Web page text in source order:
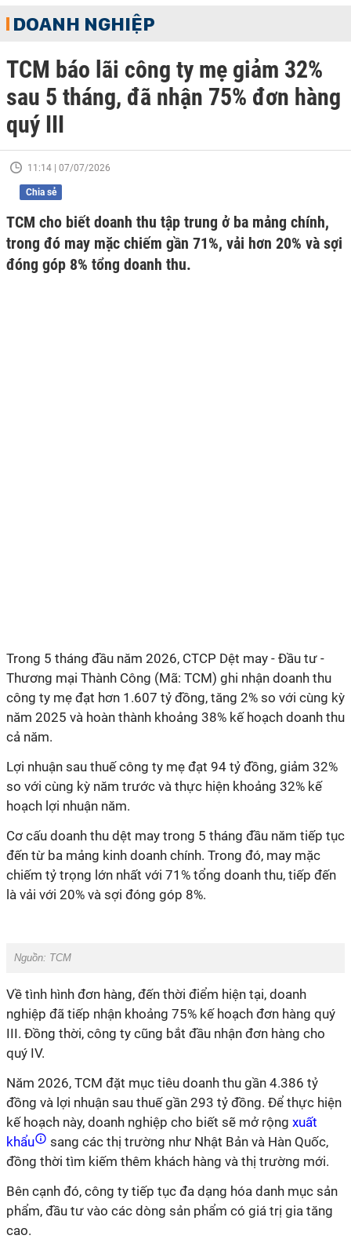
DOANH NGHIỆP
TCM báo lãi công ty mẹ giảm 32%
sau 5 tháng, đã nhận 75% đơn hàng
quý III
11:14 | 07/07/2026
Chia sẻ
TCM cho biết doanh thu tập trung ở ba mảng chính,
trong đó may mặc chiếm gần 71%, vải hơn 20% và sợi
đóng góp 8% tổng doanh thu.
Trong 5 tháng đầu năm 2026, CTCP Dệt may - Đầu tư -
Thương mại Thành Công (Mã: TCM) ghi nhận doanh thu
công ty mẹ đạt hơn 1.607 tỷ đồng, tăng 2% so với cùng kỳ
năm 2025 và hoàn thành khoảng 38% kế hoạch doanh thu
cả năm.
Lợi nhuận sau thuế công ty mẹ đạt 94 tỷ đồng, giảm 32%
so với cùng kỳ năm trước và thực hiện khoảng 32% kế
hoạch lợi nhuận năm.
Cơ cấu doanh thu dệt may trong 5 tháng đầu năm tiếp tục
đến từ ba mảng kinh doanh chính. Trong đó, may mặc
chiếm tỷ trọng lớn nhất với 71% tổng doanh thu, tiếp đến
là vải với 20% và sợi đóng góp 8%.
Nguồn: TCM
Về tình hình đơn hàng, đến thời điểm hiện tại, doanh
nghiệp đã tiếp nhận khoảng 75% kế hoạch đơn hàng quý
III. Đồng thời, công ty cũng bắt đầu nhận đơn hàng cho
quý IV.
Năm 2026, TCM đặt mục tiêu doanh thu gần 4.386 tỷ
đồng và lợi nhuận sau thuế gần 293 tỷ đồng. Để thực hiện
kế hoạch này, doanh nghiệp cho biết sẽ mở rộng xuất
khẩu
sang các thị trường như Nhật Bản và Hàn Quốc,
đồng thời tìm kiếm thêm khách hàng và thị trường mới.
Bên cạnh đó, công ty tiếp tục đa dạng hóa danh mục sản
phẩm, đầu tư vào các dòng sản phẩm có giá trị gia tăng
cao.